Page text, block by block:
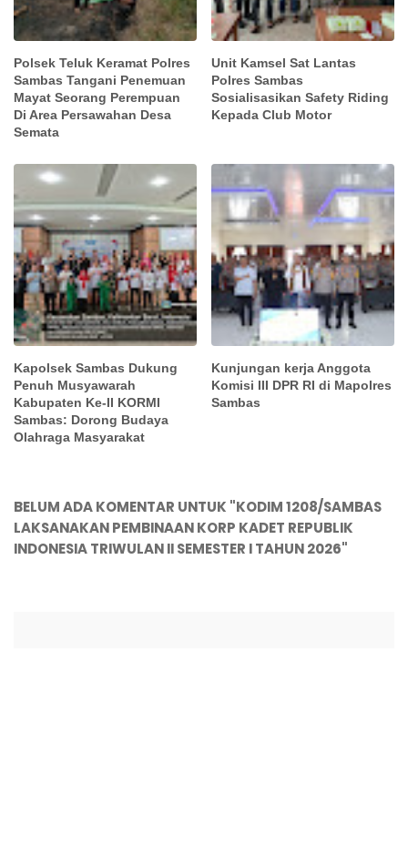
Polsek Teluk Keramat Polres
Sambas Tangani Penemuan
Mayat Seorang Perempuan
Di Area Persawahan Desa
Semata
Unit Kamsel Sat Lantas
Polres Sambas
Sosialisasikan Safety Riding
Kepada Club Motor
Kapolsek Sambas Dukung
Penuh Musyawarah
Kabupaten Ke-II KORMI
Sambas: Dorong Budaya
Olahraga Masyarakat
Kunjungan kerja Anggota
Komisi III DPR RI di Mapolres
Sambas
BELUM ADA KOMENTAR UNTUK "KODIM 1208/SAMBAS
LAKSANAKAN PEMBINAAN KORP KADET REPUBLIK
INDONESIA TRIWULAN II SEMESTER I TAHUN 2026"